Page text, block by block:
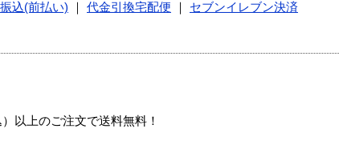
込(前払い) 代金引換宅配便
セブンイレブン決済
以上のご注文で送料無料！